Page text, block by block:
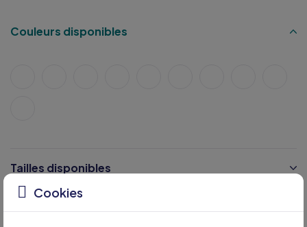
Couleurs disponibles
Tailles disponibles
Cookies